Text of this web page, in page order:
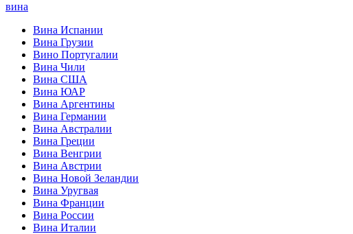
вина
Вина Испании
Вина Грузии
Вино Португалии
Вина Чили
Вина США
Вина ЮАР
Вина Аргентины
Вина Германии
Вина Австралии
Вина Греции
Вина Венгрии
Вина Австрии
Вина Новой Зеландии
Вина Уругвая
Вина Франции
Вина России
Вина Италии